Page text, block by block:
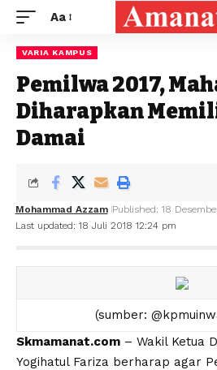
Aa
VARIA KAMPUS
Pemilwa 2017,
Diharapkan
Damai
Last updated: 18 Juli 2018 12:24 pm
Mohammad Azzam Published: 18
(sumber:
Skmamanat.com – Wakil Ketua
Yogihatul Fariza berharap agar